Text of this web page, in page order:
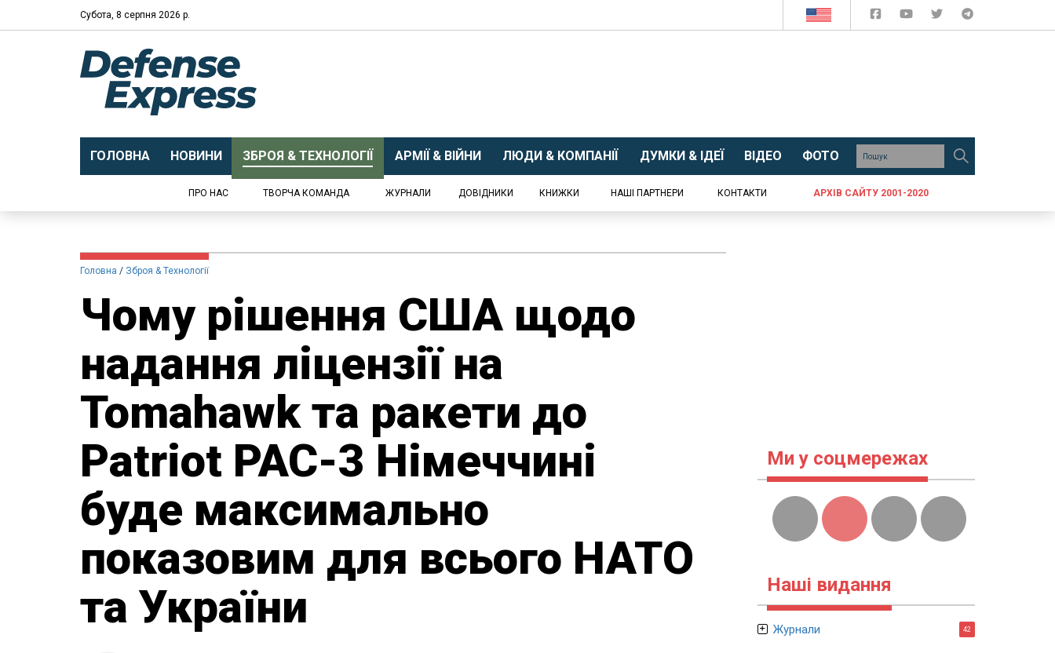
Субота, 8 серпня 2026 р.
ГОЛОВНА НОВИНИ ЗБРОЯ & ТЕХНОЛОГІЇ АРМІЇ & ВІЙНИ ЛЮДИ & КОМПАНІЇ ДУМКИ & ІДЕЇ ВІДЕО ФОТО
ПРО НАС ТВОРЧА КОМАНДА ЖУРНАЛИ ДОВІДНИКИ КНИЖКИ НАШІ ПАРТНЕРИ КОНТАКТИ АРХІВ САЙТУ 2001-2020
Головна Зброя & Технології
Чому рішення США щодо
надання ліцензії на
Tomahawk та ракети до
Patriot PAC-3 Німеччині
буде максимально
показовим для всього НАТО
та України
Ми у соцмережах
Наші видання
Журнали 42